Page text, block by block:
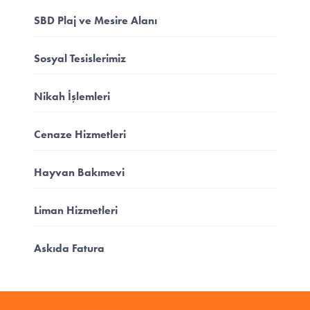
SBD Plaj ve Mesire Alanı
Sosyal Tesislerimiz
Nikah İşlemleri
Cenaze Hizmetleri
Hayvan Bakımevi
Liman Hizmetleri
Askıda Fatura